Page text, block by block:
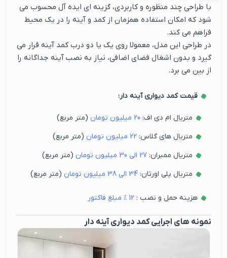
با طراحی چند منظوره و کاربردی، گزینه ای ایده آل محسوب می
شود که امکان استفاده همزمان از کمد و آینه را در یک محیط
فراهم می کند.
در طراحی این مدل، معمولا روی یک یا دو درب کمد آینه قرار می
گیرد و بدون اشغال فضای اضافی، نیاز به نصب آینه جداگانه را
از بین می برد.
قیمت کمد دیواری آینه دار:
متریال ام دی اف: 20 میلیون تومان (متر مربع)
متریال های گلاس:22 میلیون تومان (متر مربع)
متریال ممبران:27 الی 30 میلیون تومان (متر مربع)
متریال پلی اورتان:34 الی38 میلیون تومان (متر مربع)
هزینه حمل و نصب :12 % مبلغ فاکتور
نمونه های اجرایی کمد دیواری آینه دار